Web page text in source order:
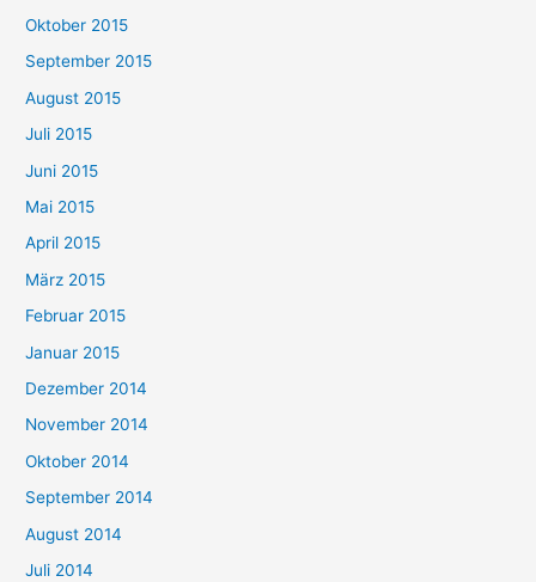
Oktober 2015
September 2015
August 2015
Juli 2015
Juni 2015
Mai 2015
April 2015
März 2015
Februar 2015
Januar 2015
Dezember 2014
November 2014
Oktober 2014
September 2014
August 2014
Juli 2014